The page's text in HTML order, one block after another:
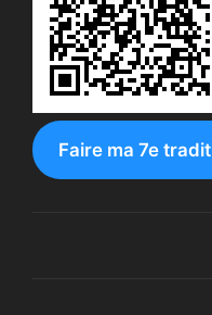
Faire ma 7e